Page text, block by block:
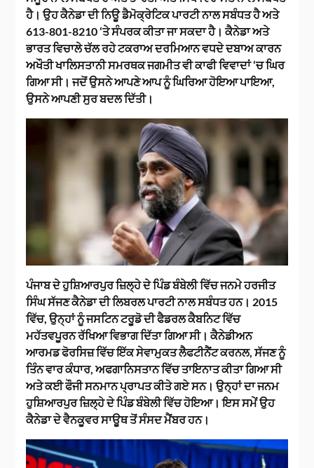
ਹੈ। ਉਹ ਕੈਨੇਡਾ ਦੀ ਨਿਊ ਡੈਮੋਕ੍ਰੇਟਿਕ ਪਾਰਟੀ ਨਾਲ ਸਬੰਧਤ ਹੈ ਅਤੇ
613-801-8210 ‘ਤੇ ਸੰਪਰਕ ਕੀਤਾ ਜਾ ਸਕਦਾ ਹੈ। ਕੈਨੇਡਾ ਅਤੇ
ਭਾਰਤ ਵਿਚਾਲੇ ਚੱਲ ਰਹੇ ਟਕਰਾਅ ਦਰਮਿਆਨ ਵਧਦੇ ਦਬਾਅ ਕਾਰਨ
ਅਖੌਤੀ ਖਾਲਿਸਤਾਨੀ ਸਮਰਥਕ ਜਗਮੀਤ ਵੀ ਕਾਫੀ ਵਿਵਾਦਾਂ ‘ਚ ਘਿਰ
ਗਿਆ ਸੀ। ਜਦੋਂ ਉਸਨੇ ਆਪਣੇ ਆਪ ਨੂੰ ਘਿਰਿਆ ਹੋਇਆ ਪਾਇਆ,
ਉਸਨੇ ਆਪਣੀ ਸੁਰ ਬਦਲ ਦਿੱਤੀ।
ਪੰਜਾਬ ਦੇ ਹੁਸ਼ਿਆਰਪੁਰ ਜ਼ਿਲ੍ਹੇ ਦੇ ਪਿੰਡ ਬੰਬੇਲੀ ਵਿੱਚ ਜਨਮੇ ਹਰਜੀਤ
ਸਿੰਘ ਸੱਜਣ ਕੈਨੇਡਾ ਦੀ ਲਿਬਰਲ ਪਾਰਟੀ ਨਾਲ ਸਬੰਧਤ ਹਨ। 2015
ਵਿੱਚ, ਉਨ੍ਹਾਂ ਨੂੰ ਜਸਟਿਨ ਟਰੂਡੋ ਦੀ ਫੈਡਰਲ ਕੈਬਨਿਟ ਵਿੱਚ
ਮਹੱਤਵਪੂਰਨ ਰੱਖਿਆ ਵਿਭਾਗ ਦਿੱਤਾ ਗਿਆ ਸੀ। ਕੈਨੇਡੀਅਨ
ਆਰਮਡ ਫੋਰਸਿਜ਼ ਵਿੱਚ ਇੱਕ ਸੇਵਾਮੁਕਤ ਲੈਫਟੀਨੈਂਟ ਕਰਨਲ, ਸੱਜਣ ਨੂੰ
ਤਿੰਨ ਵਾਰ ਕੰਧਾਰ, ਅਫਗਾਨਿਸਤਾਨ ਵਿੱਚ ਤਾਇਨਾਤ ਕੀਤਾ ਗਿਆ ਸੀ
ਅਤੇ ਕਈ ਫੌਜੀ ਸਨਮਾਨ ਪ੍ਰਾਪਤ ਕੀਤੇ ਗਏ ਸਨ। ਉਨ੍ਹਾਂ ਦਾ ਜਨਮ
ਹੁਸ਼ਿਆਰਪੁਰ ਜ਼ਿਲ੍ਹੇ ਦੇ ਪਿੰਡ ਬੰਬੇਲੀ ਵਿੱਚ ਹੋਇਆ। ਇਸ ਸਮੇਂ ਉਹ
ਕੈਨੇਡਾ ਦੇ ਵੈਨਕੂਵਰ ਸਾਊਥ ਤੋਂ ਸੰਸਦ ਮੈਂਬਰ ਹਨ।